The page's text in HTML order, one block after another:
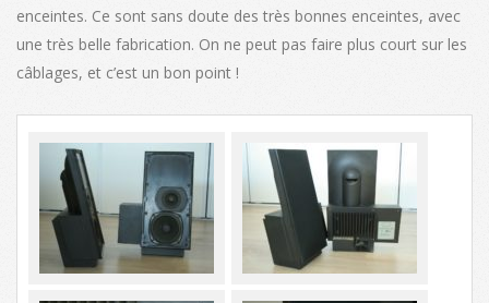
enceintes. Ce sont sans doute des très bonnes enceintes, avec
une très belle fabrication. On ne peut pas faire plus court sur les
câblages, et c’est un bon point !